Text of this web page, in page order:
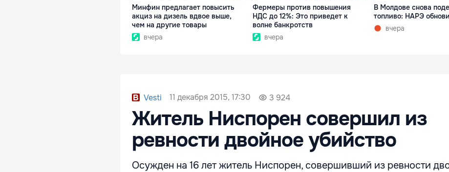
Минфин предлагает повысить
акциз на дизель вдвое выше,
чем на другие товары
вчера
Фермеры против повышения
НДС до 12%: Это приведет к
волне банкротств
вчера
В Молдове снова
топливо: НАРЭ
вчера
Vesti 11 декабря 2015, 17:30 3 924
Житель Ниспорен совершил из
ревности двойное убийство
Осужден на 16 лет житель Ниспорен, совершивший из ревности